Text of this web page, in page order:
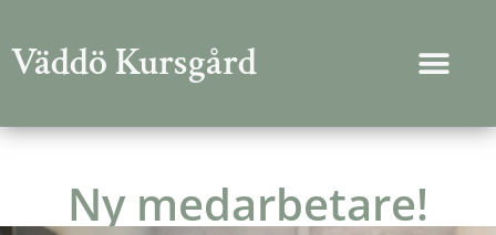
Väddö Kursgård
Ny medarbetare!